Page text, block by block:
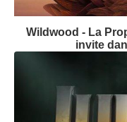
Wildwood - La
invite